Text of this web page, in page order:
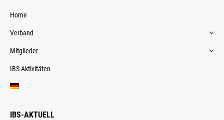
Home
Verband
Mitglieder
IBS-Aktivitäten
IBS-AKTUELL